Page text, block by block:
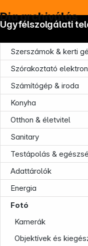
Dia archiválás
Szerszámok & kerti
Szórakoztató
Számítógép & iroda
Konyha
Otthon & életvitel
Sanitary
Testápolás &
Adattárolók
Energia
Fotó
Kamerák
Objektívek és
Ügyfélszolgálati
Company